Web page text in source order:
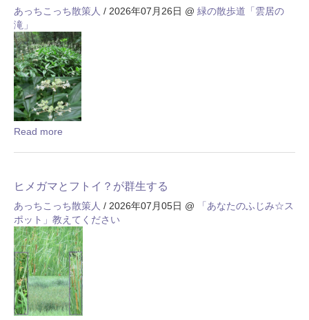
あっちこっち散策人 / 2026年07月26日 @ 緑の散歩道「雲居の
滝」
Read more
ヒメガマとフトイ？が群生する
あっちこっち散策人 / 2026年07月05日 @
「あなたのふじみ☆ス
ポット」教えてください